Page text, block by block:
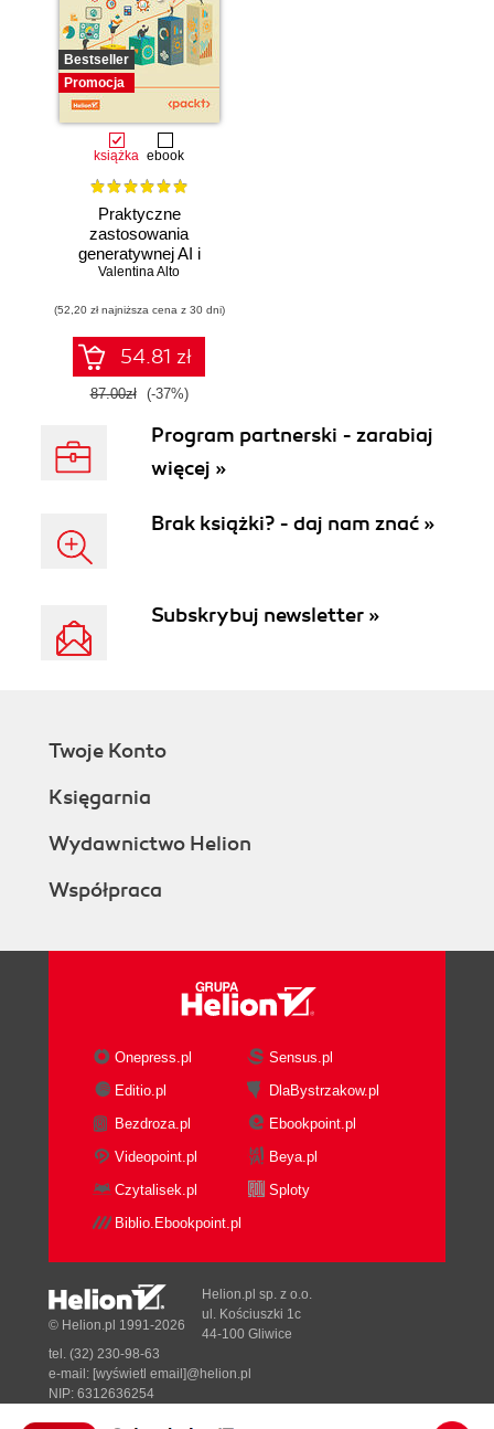
Bestseller
Promocja
książka ebook
Praktyczne
zastosowania
generatywnej AI i
ChatGPT.
potencjał inżynierii
promptów z
technologiami
OpenAI dla
zwiększenia
kreatywności.
Valentina Alto
(52,20 zł najniższa cena z 30 dni)
54.81 zł
87.00zł (-37%)
Program partnerski - zarabiaj
więcej »
Brak książki? - daj nam znać »
Subskrybuj newsletter »
Twoje Konto
Księgarnia
Wydawnictwo Helion
Współpraca
Onepress.pl
Sensus.pl
Editio.pl
DlaBystrzakow.pl
Bezdroza.pl
Ebookpoint.pl
Videopoint.pl
Beya.pl
Czytalisek.pl
Sploty
Biblio.Ebookpoint.pl
© Helion.pl 1991-2026
Helion.pl sp. z o.o.
ul. Kościuszki 1c
44-100 Gliwice
tel. (32) 230-98-63
e-mail: [wyświetl email]@helion.pl
NIP: 6312636254